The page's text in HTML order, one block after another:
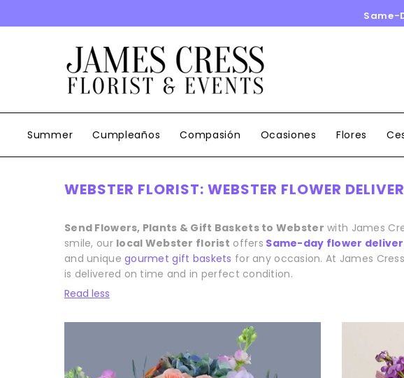
Same-
Summer Cumpleaños Compasión Ocasiones Flores
WEBSTER FLORIST: WEBSTER FLOWER
Send Flowers, Plants & Gift Baskets to Webster with James
smile, our local Webster florist offers Same-day flower
and uniquegourmet gift baskets for any occasion. At James
is delivered on time and in perfect condition.
Read less